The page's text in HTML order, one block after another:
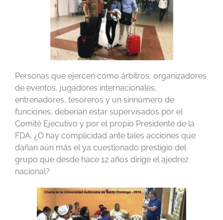
Personas que ejercen como árbitros, organizadores
de eventos, jugadores internacionales,
entrenadores, tesoreros y un sinnúmero de
funciones, deberían estar supervisados por el
Comité Ejecutivo y por el propio Presidente de la
FDA. ¿O hay complicidad ante tales acciones que
dañan aún más el ya cuestionado prestigio del
grupo que desde hace 12 años dirige el ajedrez
nacional?